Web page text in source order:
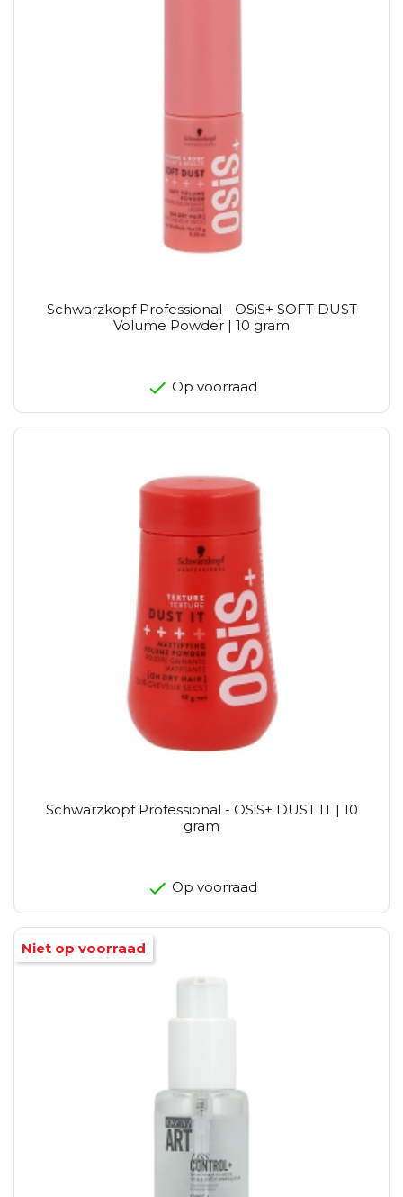
Schwarzkopf Professional - OSiS+ SOFT DUST
Volume Powder | 10 gram
Op voorraad
Schwarzkopf Professional - OSiS+ DUST IT | 10
gram
Op voorraad
Niet op voorraad